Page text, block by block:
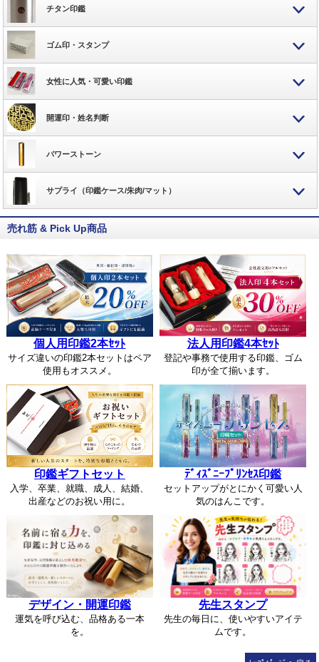
チタン印鑑
ゴム印・スタンプ
女性に人気・可愛い印鑑
開運印・姓名判断
パワーストーン
サプライ（印鑑ケース/朱肉/マット）
売れ筋 & Pick Up商品
個人用印鑑2本ｾｯﾄ
サイズ違いの印鑑2本セットはペア
使用もオススメ。
法人用印鑑4本ｾｯﾄ
登記や事務で使用する印鑑、ゴム
印が全て揃います。
印鑑ギフトセット
入学、卒業、就職、成人、結婚、
出産などのお祝い用に。
ﾃﾞｨｽﾞﾆｰﾌﾟﾘﾝｾｽ印鑑
セットアップがとにかく可愛い人
気のはんこです。
デザイン・開運印鑑
運気を呼び込む、品格ある一本
を。
先生スタンプ
先生の毎日に、使いやすいアイテ
ムです。